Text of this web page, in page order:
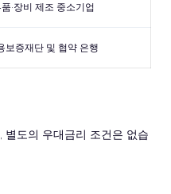
품·장비 제조 중소기업
보증재단 및 협약 은행
별도의 우대금리 조건은 없습